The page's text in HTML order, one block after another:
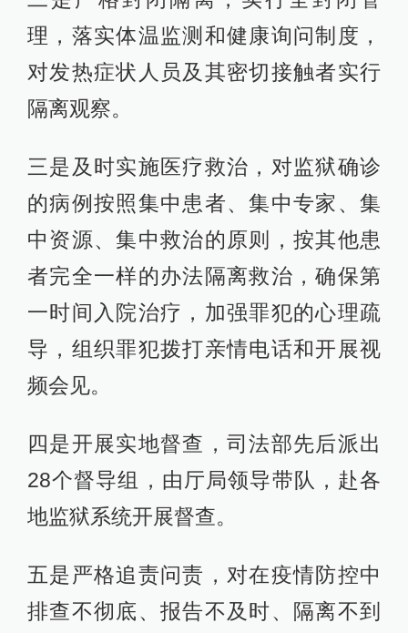
理，落实体温监测和健康询问制度，
对发热症状人员及其密切接触者实行
隔离观察。
三是及时实施医疗救治，对监狱确诊
的病例按照集中患者、集中专家、集
中资源、集中救治的原则，按其他患
者完全一样的办法隔离救治，确保第
一时间入院治疗，加强罪犯的心理疏
导，组织罪犯拨打亲情电话和开展视
频会见。
四是开展实地督查，司法部先后派出
28个督导组，由厅局领导带队，赴各
地监狱系统开展督查。
五是严格追责问责，对在疫情防控中
排查不彻底、报告不及时、隔离不到